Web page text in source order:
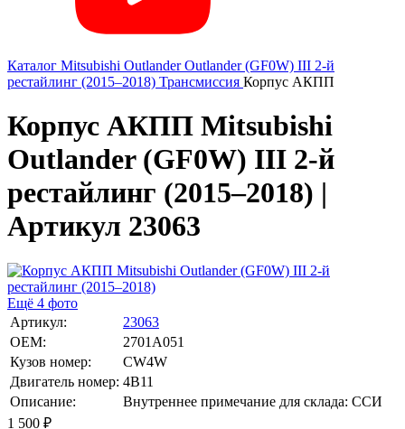
Каталог Mitsubishi Outlander Outlander (GF0W) III 2-й
рестайлинг (2015–2018) Трансмиссия Корпус АКПП
Корпус АКПП Mitsubishi
Outlander (GF0W) III 2-й
рестайлинг (2015–2018) |
Артикул 23063
Ещё 4 фото
Артикул:
23063
OEM:
2701A051
Кузов номер:
CW4W
Двигатель номер: 4B11
Описание:
Внутреннее примечание для склада: ССИ
1 500 ₽